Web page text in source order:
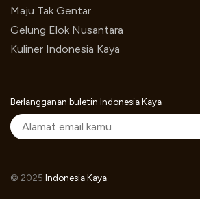
Pesan Sekarang
Maju Tak Gentar
Gelung Elok Nusantara
Kuliner Indonesia Kaya
Berlangganan buletin Indonesia Kaya
© 2025 Indonesia Kaya